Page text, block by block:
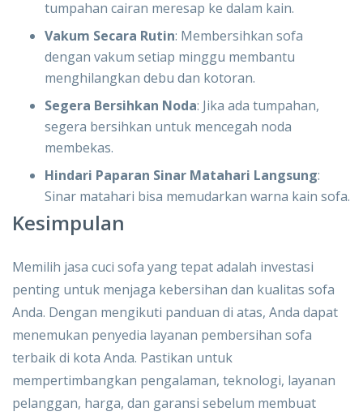
tumpahan cairan meresap ke dalam kain.
Vakum Secara Rutin: Membersihkan sofa
dengan vakum setiap minggu membantu
menghilangkan debu dan kotoran.
Segera Bersihkan Noda: Jika ada tumpahan,
segera bersihkan untuk mencegah noda
membekas.
Hindari Paparan Sinar Matahari Langsung:
Sinar matahari bisa memudarkan warna kain sofa.
Kesimpulan
Memilih jasa cuci sofa yang tepat adalah investasi
penting untuk menjaga kebersihan dan kualitas sofa
Anda. Dengan mengikuti panduan di atas, Anda dapat
menemukan penyedia layanan pembersihan sofa
terbaik di kota Anda. Pastikan untuk
mempertimbangkan pengalaman, teknologi, layanan
pelanggan, harga, dan garansi sebelum membuat